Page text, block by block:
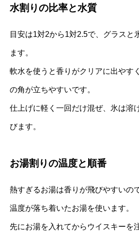
水割りの比率と水質
目安は1対2から1対2.5で、グラスと
ます。
軟水を使うと香りがクリアに出やす
の角が立ちやすいです。
仕上げに軽く一回だけ混ぜ、氷は溶
びます。
お湯割りの温度と順番
熱すぎるお湯は香りが飛びやすいの
温度が落ち着いたお湯を使います。
先にお湯を入れてからウイスキーを